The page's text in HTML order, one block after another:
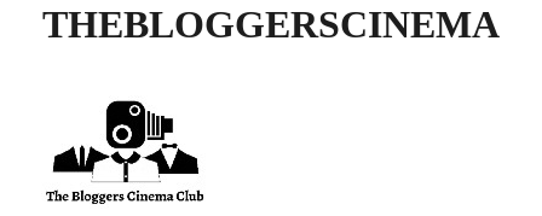
THEBLOGGERSCINEMA